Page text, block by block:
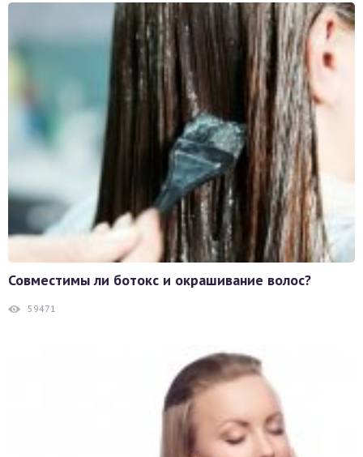
Совместимы ли ботокс и окрашивание волос?
59471